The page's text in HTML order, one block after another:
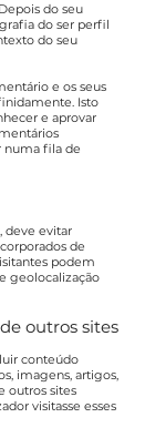
Depois do seu
do ser perfil
do seu
e os seus
Isto
e aprovar
numa fila de
deve evitar
de
podem
geolocalização
outros sites
conteúdo
imagens, artigos,
outros sites
visitasse esses